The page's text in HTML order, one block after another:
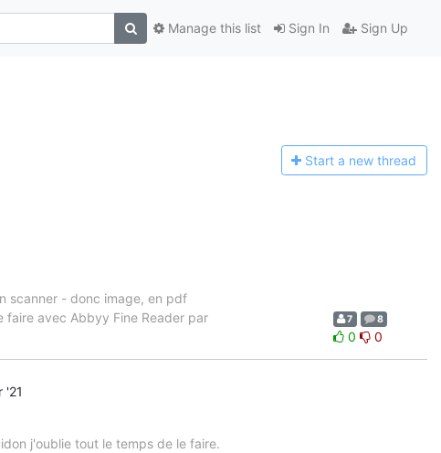
Sign In Sign Up
Manage this list
Start a new thread
scanner - donc image, en pdf
faire avec Abbyy Fine Reader par
7 8
0 0
'21
j'oublie tout le temps de le faire.